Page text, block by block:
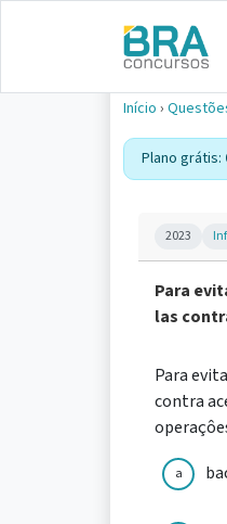
Início ›
Plano grátis:
2023
Para
las
Para
contra
a